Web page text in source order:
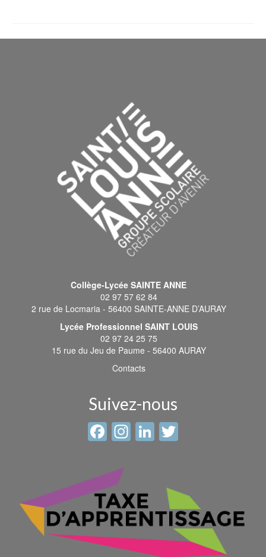
Collège-Lycée SAINTE ANNE
02 97 57 62 84
2 rue de Locmaria - 56400 SAINTE-ANNE D’AURAY
Lycée Professionnel SAINT LOUIS
02 97 24 25 75
15 rue du Jeu de Paume - 56400 AURAY
Contacts
Suivez-nous
Facebook
Instagram
LinkedIn